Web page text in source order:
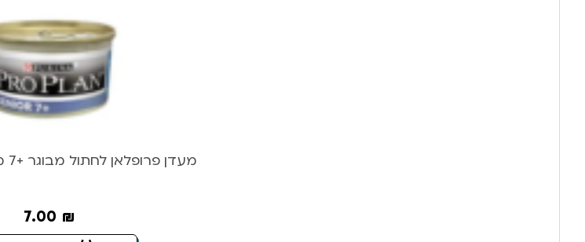
מעדן פרופלאן לחתול מבוגר +7 מוס טונה 85 גרם
7.00 ₪